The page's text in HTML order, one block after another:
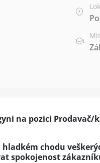
na pozici Prodavač/
chodu
spokojenost